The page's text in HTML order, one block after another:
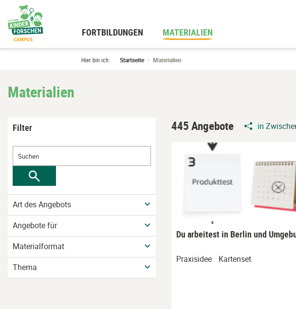
Hauptinhalt
wechseln
FORTBILDUNGEN MATERIALIEN
Hier bin ich: Startseite Materialien
Materialien
Filter
Art des Angebots
Angebote für
Materialformat
Thema
445 Angebote in
Du arbeitest in Berlin und
Praxisidee Kartenset